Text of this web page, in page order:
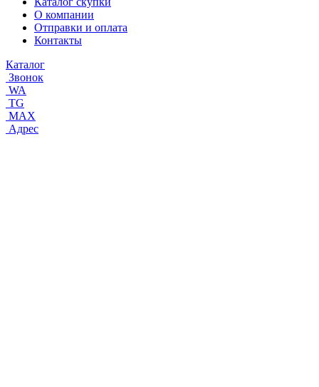
О компании
Отправки и оплата
Контакты
Каталог
Звонок
WA
TG
MAX
Адрес